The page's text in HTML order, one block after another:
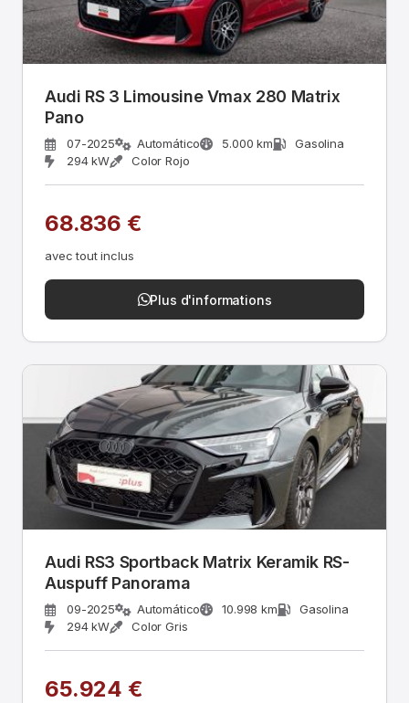
Audi RS 3 Limousine Vmax 280 Matrix
Pano
07-2025 Automático 5.000 km
Gasolina
294 kW
Color Rojo
68.836 €
avec tout inclus
Plus d'informations
Audi RS3 Sportback Matrix Keramik RS-
Auspuff Panorama
09-2025 Automático 10.998 km
Gasolina
294 kW
Color Gris
65.924 €